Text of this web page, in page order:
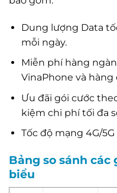
Dung lượng Data
mỗi ngày.
Miễn phí hàng
VinaPhone và
Ưu đãi gói cước
kiệm chi phí tối đa
Tốc độ mạng 4G/
Bảng so sánh
biểu